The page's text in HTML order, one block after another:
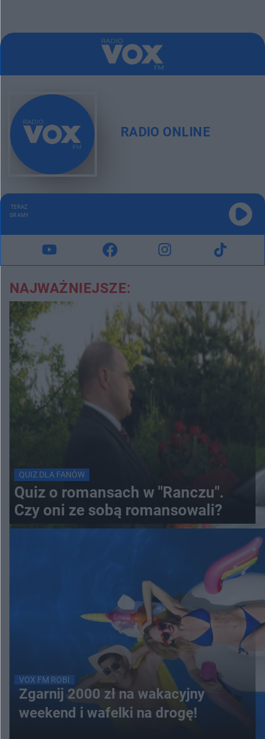
RADIO ONLINE
TERAZ
GRAMY
NAJWAŻNIEJSZE:
QUIZ DLA FANÓW
Quiz o romansach w "Ranczu".
Czy oni ze sobą romansowali?
VOX FM ROBI
Zgarnij 2000 zł na wakacyjny
weekend i wafelki na drogę!